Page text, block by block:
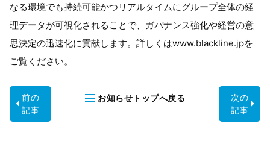
なる環境でも持続可能かつリアルタイムにグループ全体の経
理データが可視化されることで、ガバナンス強化や経営の意
思決定の迅速化に貢献します。詳しくはwww.blackline.jpを
ご覧ください。
前の
記事
お知らせ トップへ戻る
次の
記事